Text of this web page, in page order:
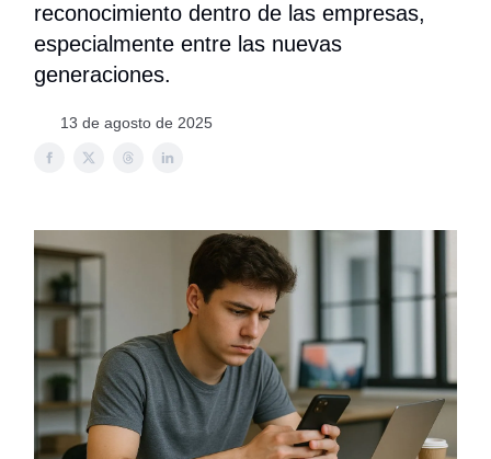
reconocimiento dentro de las empresas,
especialmente entre las nuevas
generaciones.
13 de agosto de 2025